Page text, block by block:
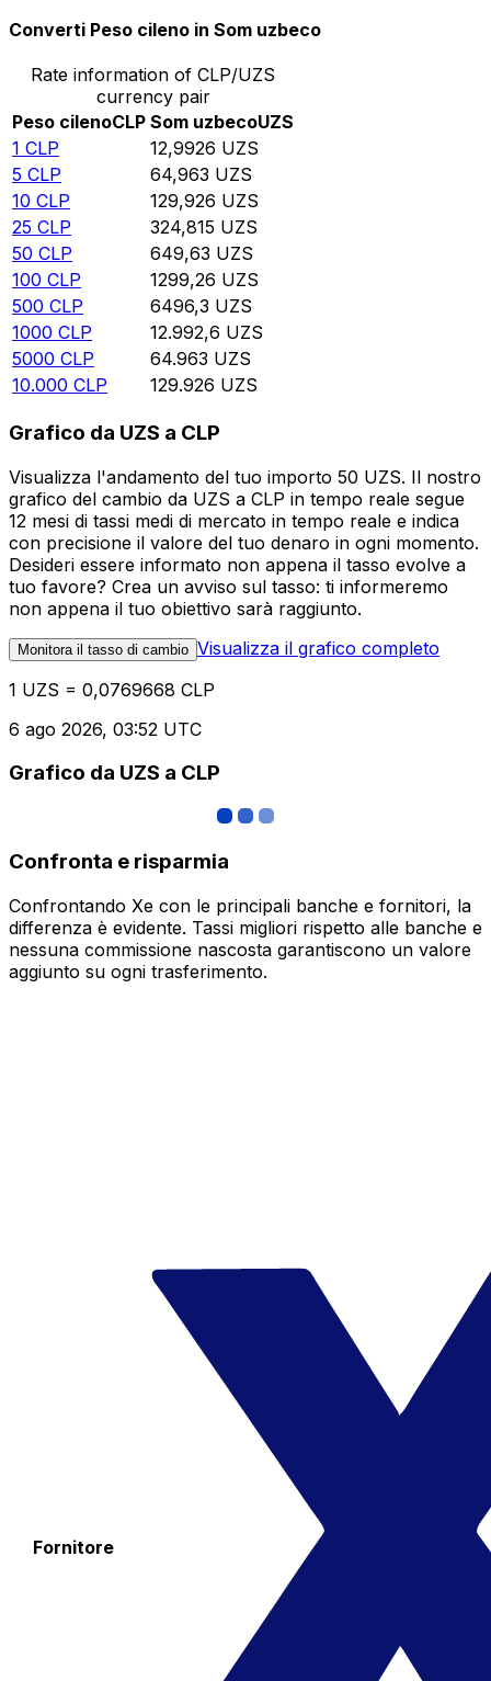
Converti Peso cileno in Som uzbeco
Rate information of CLP/UZS
currency pair
Peso cilenoCLP Som uzbecoUZS
1 CLP 12,9926 UZS
5 CLP 64,963 UZS
10 CLP 129,926 UZS
25 CLP 324,815 UZS
50 CLP 649,63 UZS
100 CLP 1299,26 UZS
500 CLP 6496,3 UZS
1000 CLP 12.992,6 UZS
5000 CLP 64.963 UZS
10.000 CLP 129.926 UZS
Grafico da UZS a CLP
Visualizza l'andamento del tuo importo 50 UZS. Il nostro
grafico del cambio da UZS a CLP in tempo reale segue
12 mesi di tassi medi di mercato in tempo reale e indica
con precisione il valore del tuo denaro in ogni momento.
Desideri essere informato non appena il tasso evolve a
tuo favore? Crea un avviso sul tasso: ti informeremo
non appena il tuo obiettivo sarà raggiunto.
Monitora il tasso di cambio Visualizza il grafico completo
1 UZS = 0,0769668 CLP
6 ago 2026, 03:52 UTC
Grafico da UZS a CLP
Confronta e risparmia
Confrontando Xe con le principali banche e fornitori, la
differenza è evidente. Tassi migliori rispetto alle banche e
nessuna commissione nascosta garantiscono un valore
aggiunto su ogni trasferimento.
Fornitore